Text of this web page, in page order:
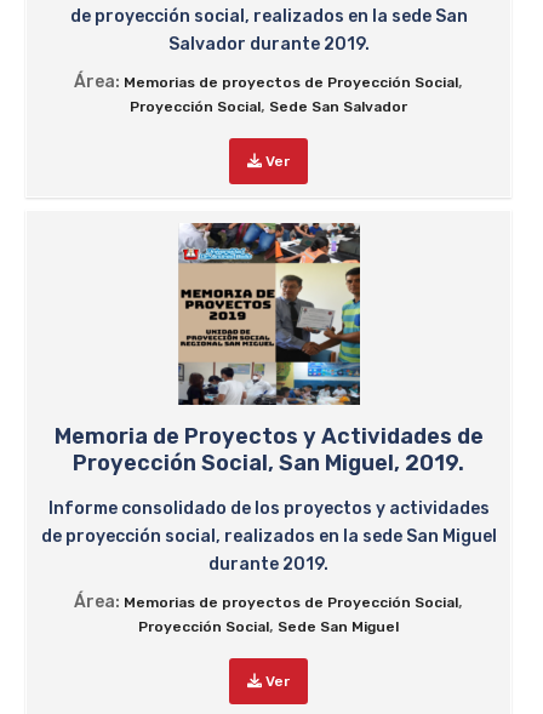
de proyección social, realizados en la sede San
Salvador durante 2019.
Área: Memorias de proyectos de Proyección Social,
Proyección Social, Sede San Salvador
Ver
Memoria de Proyectos y Actividades de
Proyección Social, San Miguel, 2019.
Informe consolidado de los proyectos y actividades
de proyección social, realizados en la sede San Miguel
durante 2019.
Área: Memorias de proyectos de Proyección Social,
Proyección Social, Sede San Miguel
Ver